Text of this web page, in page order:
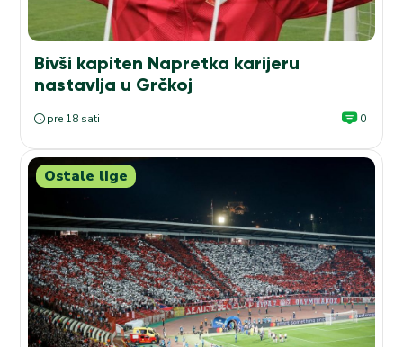
Bivši kapiten Napretka karijeru
nastavlja u Grčkoj
pre 18 sati 0
Ostale lige